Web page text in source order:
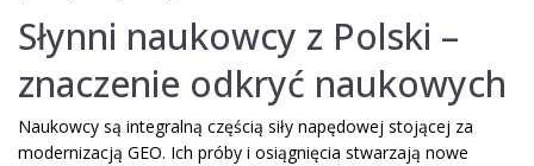
Słynni naukowcy z Polski –
znaczenie odkryć naukowych
Naukowcy są integralną częścią siły napędowej stojącej za
modernizacją GEO. Ich próby i osiągnięcia stwarzają nowe